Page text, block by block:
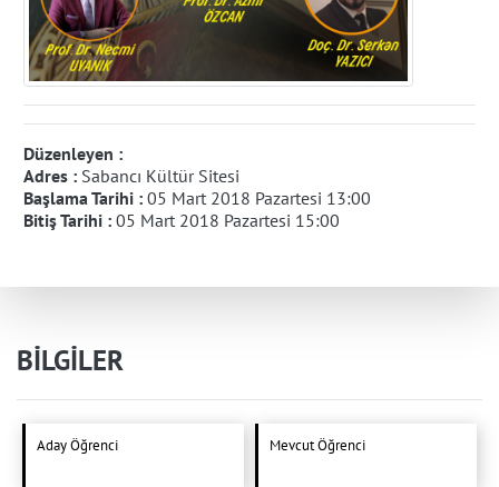
Düzenleyen :
Adres : Sabancı Kültür Sitesi
Başlama Tarihi : 05 Mart 2018 Pazartesi 13:00
Bitiş Tarihi : 05 Mart 2018 Pazartesi 15:00
BİLGİLER
Aday Öğrenci Mevcut Öğrenci